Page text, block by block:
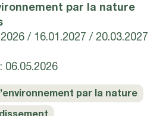
par la nature
16.01.2027
20.03.2027
06.05.2026
par la nature